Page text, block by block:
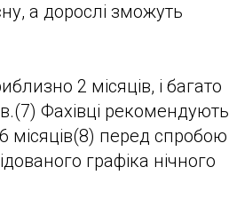
а дорослі зможуть
2 місяців, і багато
Фахівці рекомендують
місяців(8) перед спробою
графіка нічного